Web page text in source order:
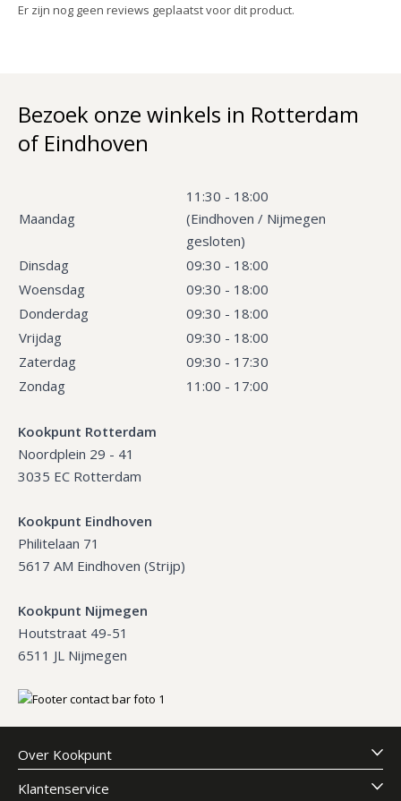
Er zijn nog geen reviews geplaatst voor dit product.
Bezoek onze winkels in Rotterdam
of Eindhoven
Maandag
11:30 - 18:00
(Eindhoven / Nijmegen
gesloten)
Dinsdag
09:30 - 18:00
Woensdag
09:30 - 18:00
Donderdag
09:30 - 18:00
Vrijdag
09:30 - 18:00
Zaterdag
09:30 - 17:30
Zondag
11:00 - 17:00
Kookpunt Rotterdam
Noordplein 29 - 41
3035 EC Rotterdam
Kookpunt Eindhoven
Philitelaan 71
5617 AM Eindhoven (Strijp)
Kookpunt Nijmegen
Houtstraat 49-51
6511 JL Nijmegen
Over Kookpunt
Klantenservice